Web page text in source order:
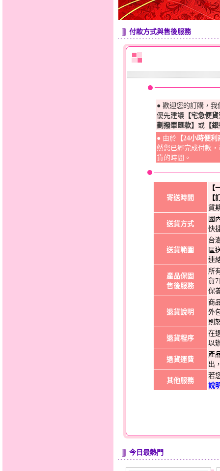
付款方式與售後服務
● 歡迎您的訂購，
優先建議 【宅急便
劃撥單匯款】 或 【
● 由於 【24小時便
然您已經完成付款
貨的時間。
寄送時間
【
【
貨
送貨方式
國
快
送貨範圍
台
區
連
產品保固
售後服務
所
貨
保
退貨說明
商
外
則
退貨程序
在
以
退貨運費
產
出
其他服務
若
說
今日最熱門